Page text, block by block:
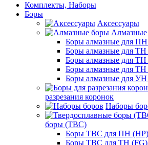
Комплекты, Наборы
Боры
Аксессуары
Боры алмазные для
Боры алмазные для
Боры алмазные для
Боры алмазные для
Боры алмазные для
разрезания коронок
Наборы
боры (ТВС)
Боры ТВС для ПН (HP)
Боры ТВС для ТН (FG)